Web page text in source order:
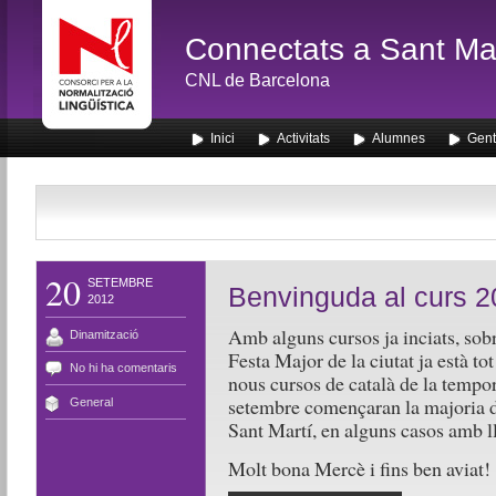
Connectats a Sant
CNL de Barcelona
Inici Activitats Alumnes
20 SETEMBRE
2012
Dinamització
No hi ha comentaris
General
Benvinguda al curs
Amb alguns cursos ja inciats,
Festa Major de la ciutat ja està
nous cursos de català de la
setembre començaran la majoria
Sant Martí, en alguns casos amb
Molt bona Mercè i fins ben aviat!